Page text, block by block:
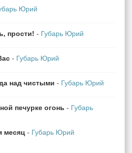
тоску.
что вас люблю.
как небо,
вы смеётесь,
в вас упованье,
томленье.
Юрий
прости! - Губарь Юрий
- Губарь Юрий
над чистыми - Губарь Юрий
печурке огонь - Губарь
месяц - Губарь Юрий